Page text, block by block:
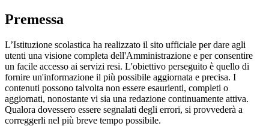
Premessa
L’Istituzione scolastica ha realizzato il sito ufficiale per dare agli
utenti una visione completa dell'Amministrazione e per consentire
un facile accesso ai servizi resi. L'obiettivo perseguito è quello di
fornire un'informazione il più possibile aggiornata e precisa. I
contenuti possono talvolta non essere esaurienti, completi o
aggiornati, nonostante vi sia una redazione continuamente attiva.
Qualora dovessero essere segnalati degli errori, si provvederà a
correggerli nel più breve tempo possibile.